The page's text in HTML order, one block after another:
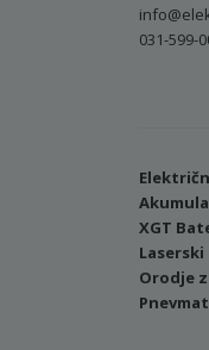
031-599-
XGT
Orodje